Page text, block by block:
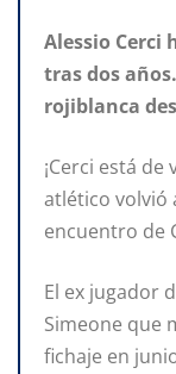
Alessio Cerci
tras dos
rojiblanca
¡Cerci está
atlético volvió
encuentro de
El ex jugador
Simeone que
fichaje en